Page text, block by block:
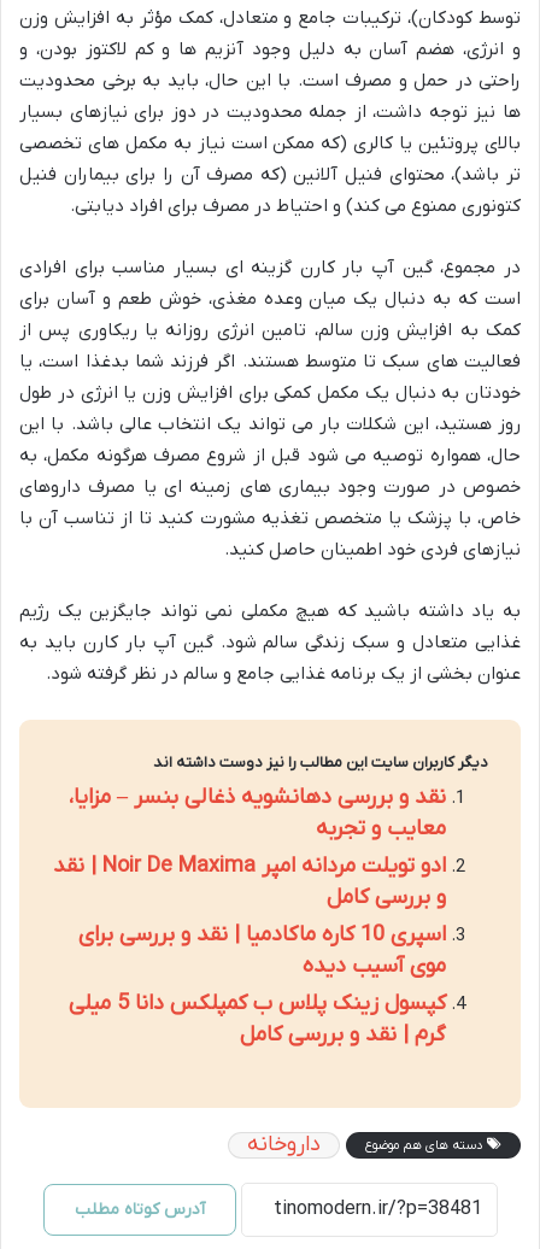
توسط کودکان)، ترکیبات جامع و متعادل، کمک مؤثر به افزایش وزن
و انرژی، هضم آسان به دلیل وجود آنزیم ها و کم لاکتوز بودن، و
راحتی در حمل و مصرف است. با این حال، باید به برخی محدودیت
ها نیز توجه داشت، از جمله محدودیت در دوز برای نیازهای بسیار
بالای پروتئین یا کالری (که ممکن است نیاز به مکمل های تخصصی
تر باشد)، محتوای فنیل آلانین (که مصرف آن را برای بیماران فنیل
کتونوری ممنوع می کند) و احتیاط در مصرف برای افراد دیابتی.
در مجموع، گین آپ بار کارن گزینه ای بسیار مناسب برای افرادی
است که به دنبال یک میان وعده مغذی، خوش طعم و آسان برای
کمک به افزایش وزن سالم، تامین انرژی روزانه یا ریکاوری پس از
فعالیت های سبک تا متوسط هستند. اگر فرزند شما بدغذا است، یا
خودتان به دنبال یک مکمل کمکی برای افزایش وزن یا انرژی در طول
روز هستید، این شکلات بار می تواند یک انتخاب عالی باشد. با این
حال، همواره توصیه می شود قبل از شروع مصرف هرگونه مکمل، به
خصوص در صورت وجود بیماری های زمینه ای یا مصرف داروهای
خاص، با پزشک یا متخصص تغذیه مشورت کنید تا از تناسب آن با
نیازهای فردی خود اطمینان حاصل کنید.
به یاد داشته باشید که هیچ مکملی نمی تواند جایگزین یک رژیم
غذایی متعادل و سبک زندگی سالم شود. گین آپ بار کارن باید به
عنوان بخشی از یک برنامه غذایی جامع و سالم در نظر گرفته شود.
دیگر کاربران سایت این مطالب را نیز دوست داشته اند
نقد و بررسی دهانشویه ذغالی بنسر – مزایا،
معایب و تجربه
ادو تویلت مردانه امپر Noir De Maxima | نقد
و بررسی کامل
اسپری 10 کاره ماکادمیا | نقد و بررسی برای
موی آسیب دیده
کپسول زینک پلاس ب کمپلکس دانا 5 میلی
گرم | نقد و بررسی کامل
دسته های هم موضوع داروخانه
آدرس کوتاه مطلب